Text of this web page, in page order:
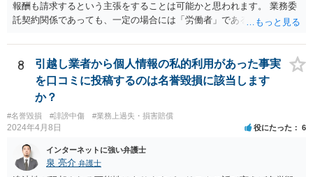
報酬も請求するという主張をすることは可能かと思われます。 業務委
託契約関係であっても、一定の場合には「労働者」であるとして労働
属性が認められる場合、すなわち、①使用者の指揮監督下において労
務の提供をする者であること、②労務に対する対償を支払われる者で
あることという２つの要件を満たした場合に認められるとされます。
この判断は、様々な個別的事情に照らして総合的に判断されるもので
す。 「労働者」であるといえる場合、20万円の違約金を予定する規
定は、労働基準法16条違反となります。したがって、「労働者」であ
ると主張し、労働基準法16条を根拠に20万円の支払を拒むことは考え
られます（ただしその場合も、現実に発生した損害分を別途請求され
ることはあり得ます）。 また「労働者」であるといえる場合、研修
期間とはいえ業務として研修への参加が強制されているのであれば、
8
引越し業者から個人情報の私的利用があった事実
を口コミに投稿するのは名誉毀損に該当します
か？
#名誉毀損 #誹謗中傷 #業務上過失・損害賠償
2024年4月8日 役にたった 6
インターネットに強い弁護士
泉 亮介 弁護士